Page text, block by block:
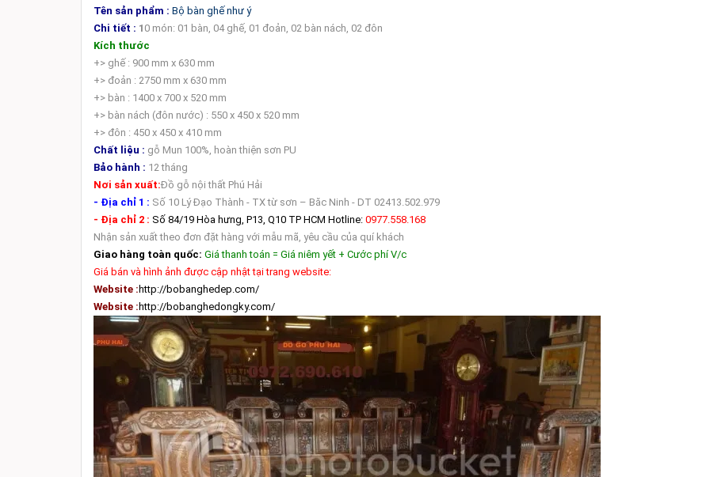
Tên sản phẩm : Bộ bàn ghế như ý
Chi tiết : 1 0 món: 01 bàn, 04 ghế, 01 đoản, 02 bàn nách, 02 đôn
Kích thước
+> ghế : 900 mm x 630 mm
+> đoản : 2750 mm x 630 mm
+> bàn : 1400 x 700 x 520 mm
+> bàn nách (đôn nước) : 550 x 450 x 520 mm
+> đôn : 450 x 450 x 410 mm
Chất liệu : gỗ Mun 100%, hoàn thiện sơn PU
Bảo hành : 12 tháng
Nơi sản xuất:Đồ gỗ nội thất Phú Hải
- Địa chỉ 1 : Số 10 Lý Đạo Thành - TX từ sơn – Băc Ninh - DT 02413.502.979
- Địa chỉ 2 : Số 84/19 Hòa hưng, P13, Q10 TP HCM Hotline: 0977.558.168
Nhận sản xuất theo đơn đặt hàng với mẫu mã, yêu cầu của quí khách
Giao hàng toàn quốc: Giá thanh toán = Giá niêm yết + Cước phí V/c
Giá bán và hình ảnh được cập nhật tại trang website:
Website : http://bobanghedep.com/
Website : http://bobanghedongky.com/